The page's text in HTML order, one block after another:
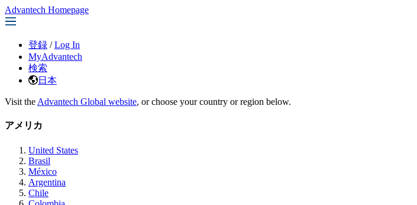
Advantech Homepage
登録 / Log In
MyAdvantech
検索
日本
Visit the Advantech Global website, or choose your country or region below.
アメリカ
United States
Brasil
México
Argentina
Chile